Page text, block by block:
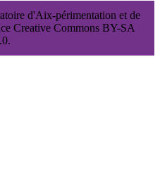
d'Aix-périmentation et de
Creative Commons BY-SA